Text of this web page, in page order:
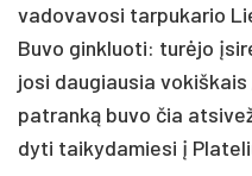
va­do­va­vo­si tar­pu­ka­rio
Bu­vo gink­luo­ti: tu­rė­jo
jo­si dau­giau­sia vo­kiš­kais
pa­tran­ką bu­vo čia
dy­ti tai­ky­da­mie­si į